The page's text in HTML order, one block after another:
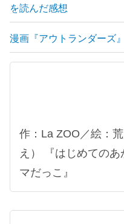
を読んだ感想
漫画『アウトランダーズ
作：La ZOO／絵：
え） 『はじめての
マだっこ』